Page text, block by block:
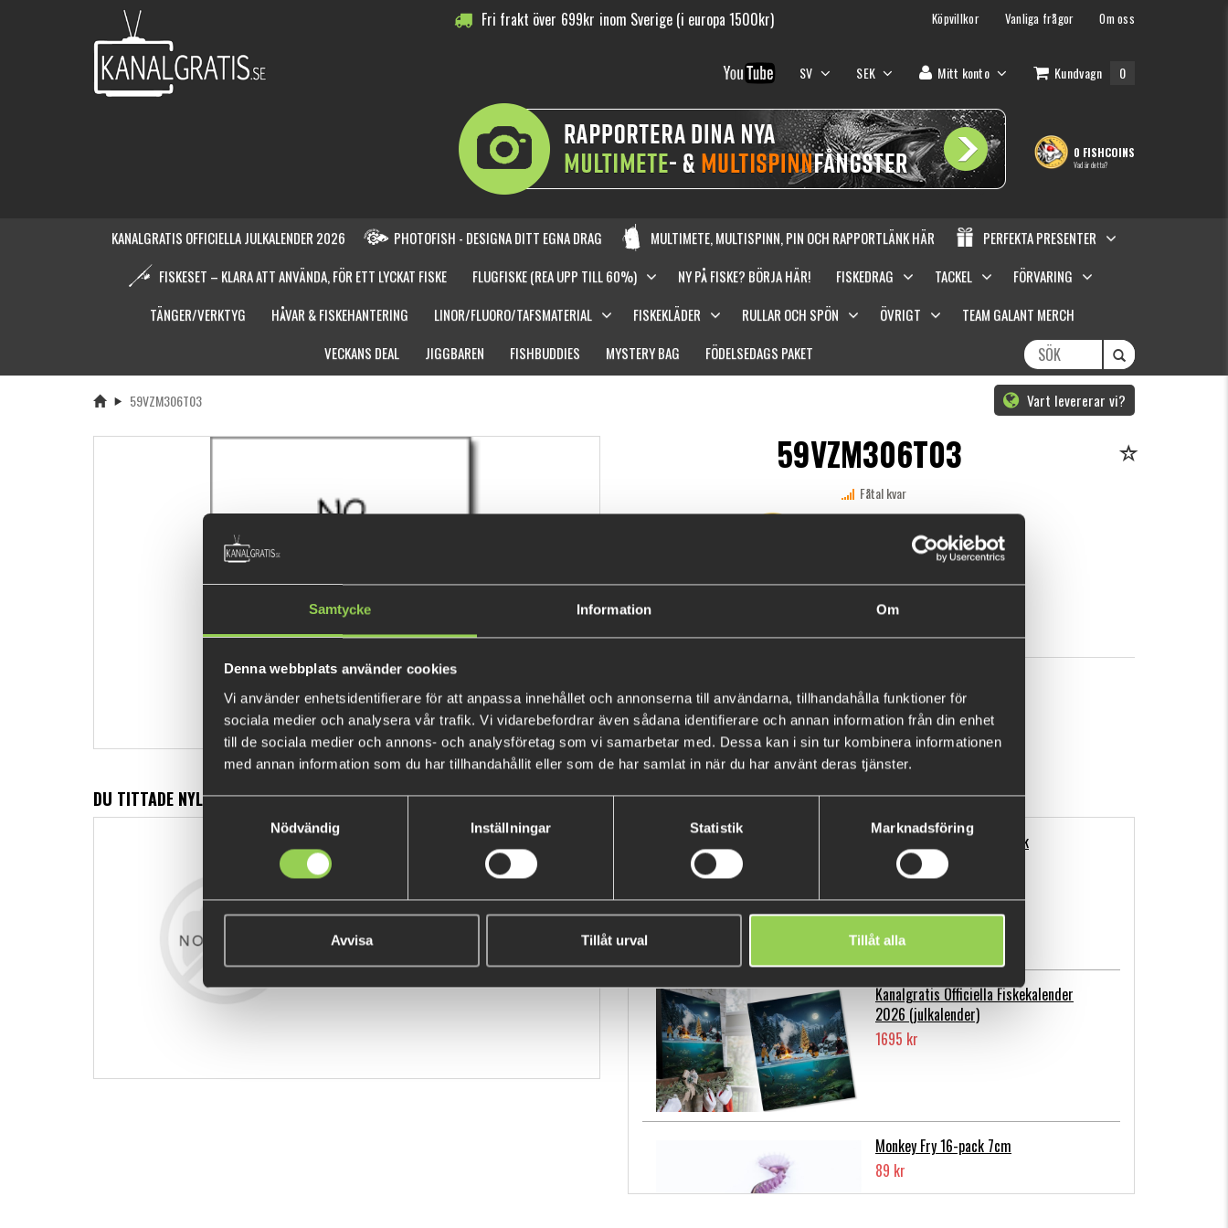
Samtycke Information Om
Denna webbplats använder cookies
Vi använder enhetsidentifierare för att anpassa innehållet och annonserna till användarna, tillhandahålla funktioner för
sociala medier och analysera vår trafik. Vi vidarebefordrar även sådana identifierare och annan information från din enhet
till de sociala medier och annons- och analysföretag som vi samarbetar med. Dessa kan i sin tur kombinera informationen
med annan information som du har tillhandahållit eller som de har samlat in när du har använt deras tjänster.
Samtyckesval
Nödvändig
Inställningar Statistik Marknadsföring
Avvisa Tillåt urval Tillåt alla
Fri frakt över 699kr inom Sverige (i europa 1500kr) Köpvillkor Vanliga frågor Om oss
SV SEK Mitt konto Kundvagn 0
0 FISHCOINS
Vad är detta?
KANALGRATIS OFFICIELLA JULKALENDER 2026 PHOTOFISH - DESIGNA DITT EGNA DRAG MULTIMETE, MULTISPINN, PIN OCH RAPPORTLÄNK HÄR
PERFEKTA PRESENTER
FISKESET – KLARA ATT ANVÄNDA, FÖR ETT LYCKAT FISKE
FLUGFISKE (REA UPP TILL 60%) NY PÅ FISKE? BÖRJA HÄR! FISKEDRAG TACKEL
FÖRVARING
TÄNGER/VERKTYG
HÅVAR & FISKEHANTERING LINOR/FLUORO/TAFSMATERIAL FISKEKLÄDER RULLAR OCH SPÖN ÖVRIGT
TEAM GALANT MERCH
VECKANS DEAL
JIGGBAREN FISHBUDDIES MYSTERY BAG FÖDELSEDAGS PAKET
59VZM306T03 Vart levererar vi?
59VZM306T03
Fåtal kvar
DU TITTADE NYLIGEN PÅ POPULÄRA PRODUKTER
Flatnose Mini 9cm, 10-pack
139 kr
Kanalgratis Officiella Fiskekalender
2026 (julkalender)
1695 kr
Monkey Fry 16-pack 7cm
89 kr